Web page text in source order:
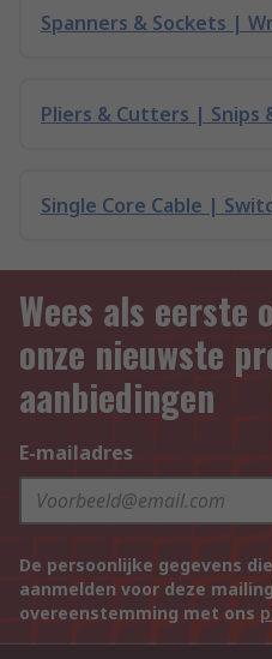
Spanners & Sockets |
Pliers & Cutters | Snips
Single Core Cable |
Wees als eerste
onze nieuwste
aanbiedingen
E-mailadres
De persoonlijke gegevens
aanmelden voor deze
overeenstemming met ons